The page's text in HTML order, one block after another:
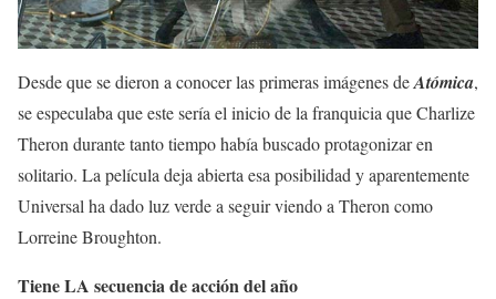
Desde que se dieron a conocer las primeras imágenes deAtómica,
se especulaba que este sería el inicio de la franquicia que Charlize
Theron durante tanto tiempo había buscado protagonizar en
solitario. La película deja abierta esa posibilidad y aparentemente
Universal ha dado luz verde a seguir viendo a Theron como
Lorreine Broughton.
Tiene LA secuencia de acción del año